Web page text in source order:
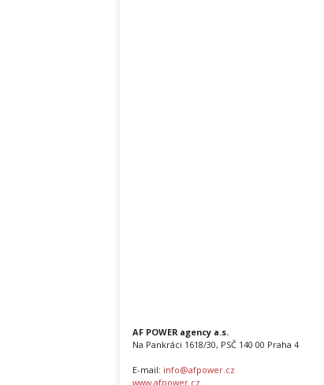
AF POWER agency a.s.
Na Pankráci 1618/30, PSČ 140 00 Praha 4
E-mail: info@afpower.cz
www.afpower.cz